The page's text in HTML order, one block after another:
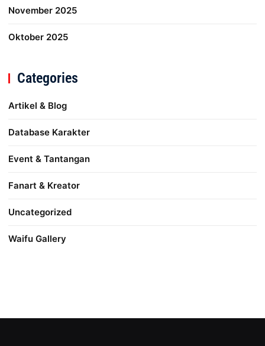
November 2025
Oktober 2025
Categories
Artikel & Blog
Database Karakter
Event & Tantangan
Fanart & Kreator
Uncategorized
Waifu Gallery